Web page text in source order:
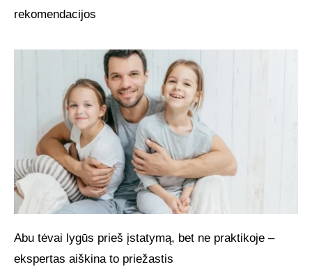
rekomendacijos
Abu tėvai lygūs prieš įstatymą, bet ne praktikoje –
ekspertas aiškina to priežastis